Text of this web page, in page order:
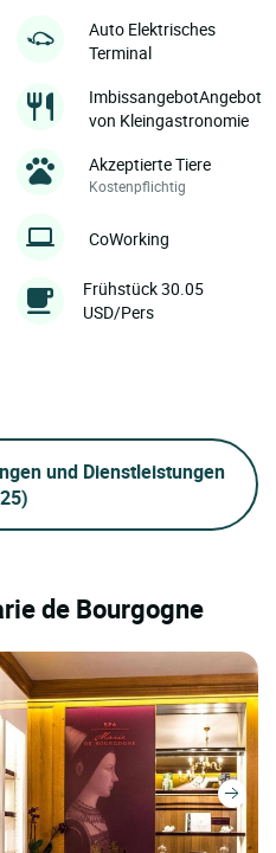
Auto Elektrisches
Terminal
ImbissangebotAngebot
von Kleingastronomie
Akzeptierte Tiere
Kostenpflichtig
CoWorking
Frühstück 30.05
USD/Pers
und Dienstleistungen
de Bourgogne